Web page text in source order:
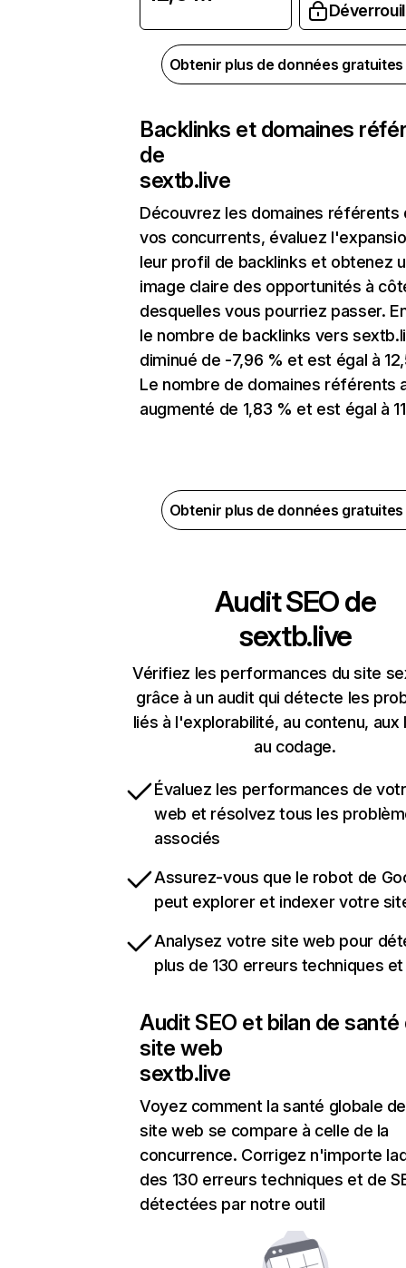
Obtenir plus de données
Backlinks et domaines
de
sextb.live
Découvrez les domaines référents
vos concurrents, évaluez
leur profil de backlinks et obtenez
image claire des opportunités à
desquelles vous pourriez passer.
le nombre de backlinks vers
diminué de -7,96 % et est égal à
Le nombre de domaines référents
augmenté de 1,83 % et est égal à
Obtenir plus de données
Audit SEO de
sextb.live
Vérifiez les performances du site
grâce à un audit qui détecte les
liés à l'explorabilité, au contenu, aux
au codage.
Évaluez les performances de
web et résolvez tous les
associés
Assurez-vous que le robot de
peut explorer et indexer votre
Analysez votre site web pour
plus de 130 erreurs techniques et
Audit SEO et bilan de santé
site web
sextb.live
Voyez comment la santé globale
site web se compare à celle de la
concurrence. Corrigez n'importe
des 130 erreurs techniques et de
détectées par notre outil